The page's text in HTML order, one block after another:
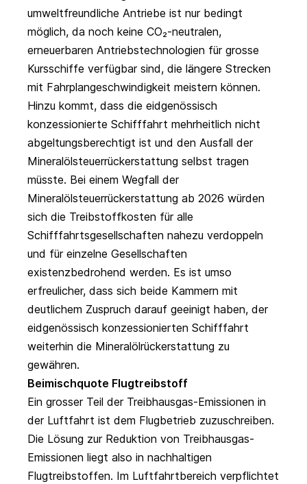
umweltfreundliche Antriebe ist nur bedingt
möglich, da noch keine CO₂-neutralen,
erneuerbaren Antriebstechnologien für grosse
Kursschiffe verfügbar sind, die längere Strecken
mit Fahrplangeschwindigkeit meistern können.
Hinzu kommt, dass die eidgenössisch
konzessionierte Schifffahrt mehrheitlich nicht
abgeltungsberechtigt ist und den Ausfall der
Mineralölsteuerrückerstattung selbst tragen
müsste. Bei einem Wegfall der
Mineralölsteuerrückerstattung ab 2026 würden
sich die Treibstoffkosten für alle
Schifffahrtsgesellschaften nahezu verdoppeln
und für einzelne Gesellschaften
existenzbedrohend werden. Es ist umso
erfreulicher, dass sich beide Kammern mit
deutlichem Zuspruch darauf geeinigt haben, der
eidgenössisch konzessionierten Schifffahrt
weiterhin die Mineralölrückerstattung zu
gewähren.
Beimischquote Flugtreibstoff
Ein grosser Teil der Treibhausgas-Emissionen in
der Luftfahrt ist dem Flugbetrieb zuzuschreiben.
Die Lösung zur Reduktion von Treibhausgas-
Emissionen liegt also in nachhaltigen
Flugtreibstoffen. Im Luftfahrtbereich verpflichtet